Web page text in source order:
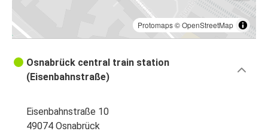
Protomaps©OpenStreetMap
Osnabrück central train station
(Eisenbahnstraße)
Eisenbahnstraße 10
49074 Osnabrück